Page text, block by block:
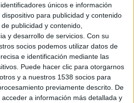
únicos e información
para publicidad y contenido
publicidad y contenido,
y desarrollo de servicios. Con su
socios podemos utilizar datos de
e identificación mediante las
Puede hacer clic para otorgarnos
y a nuestros 1538 socios para
previamente descrito. De
a información más detallada y
prueba la estrategia